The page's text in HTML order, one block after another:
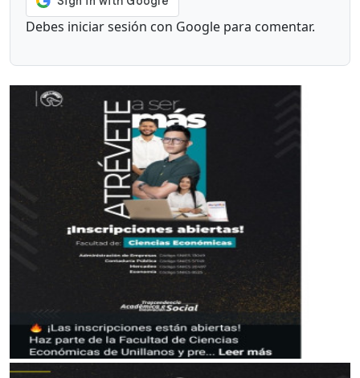
Debes iniciar sesión con Google para comentar.